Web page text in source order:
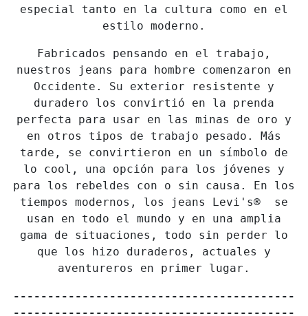
especial tanto en la cultura como en el
estilo moderno.
Fabricados pensando en el trabajo,
nuestros jeans para hombre comenzaron en
Occidente. Su exterior resistente y
duradero los convirtió en la prenda
perfecta para usar en las minas de oro y
en otros tipos de trabajo pesado. Más
tarde, se convirtieron en un símbolo de
lo cool, una opción para los jóvenes y
para los rebeldes con o sin causa. En los
tiempos modernos, los jeans Levi's® se
usan en todo el mundo y en una amplia
gama de situaciones, todo sin perder lo
que los hizo duraderos, actuales y
aventureros en primer lugar.
-----------------------------------------
-----------------------------------------